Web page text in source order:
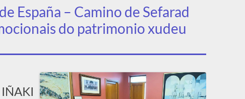
España – Camino de Sefarad
do patrimonio xudeu